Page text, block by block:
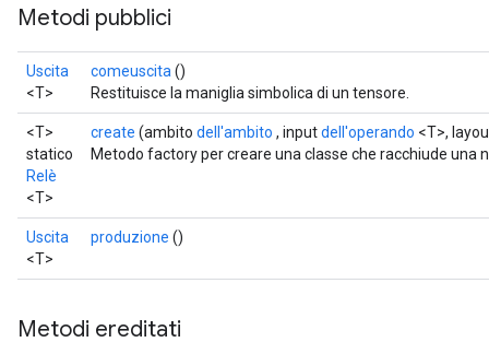
Metodi pubblici
Uscita
<T>
comeuscita ()
Restituisce la maniglia simbolica di un tensore.
<T>
statico
Relè
<T>
create (ambito dell'ambito , inputdell'operando <T>,
Metodo factory per creare una classe che racchiude una
Uscita
<T>
produzione ()
Metodi ereditati